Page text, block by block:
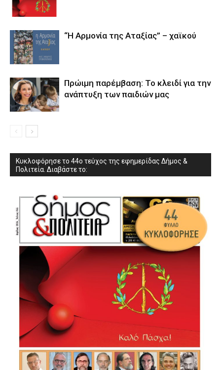
“Η Αρμονία της Αταξίας” – χαϊκού
Πρώιμη παρέμβαση: Το κλειδί για την
ανάπτυξη των παιδιών µας
Κυκλοφόρησε το 44ο τεύχος της εφημερίδας Δήμος &
Πολιτεία. Διαβάστε το: